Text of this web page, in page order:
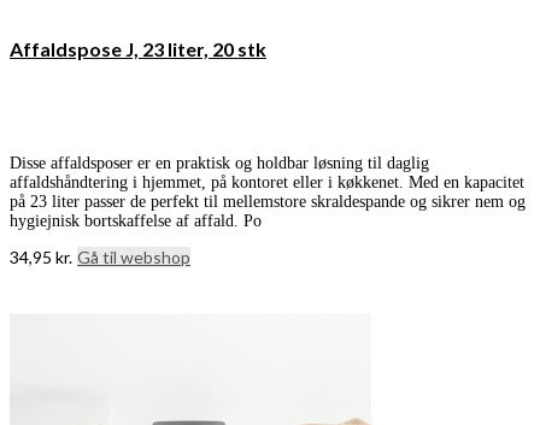
Affaldspose J, 23 liter, 20 stk
Disse affaldsposer er en praktisk og holdbar løsning til daglig
affaldshåndtering i hjemmet, på kontoret eller i køkkenet. Med en kapacitet
på 23 liter passer de perfekt til mellemstore skraldespande og sikrer nem og
hygiejnisk bortskaffelse af affald. Po
34,95 kr. Gå til webshop